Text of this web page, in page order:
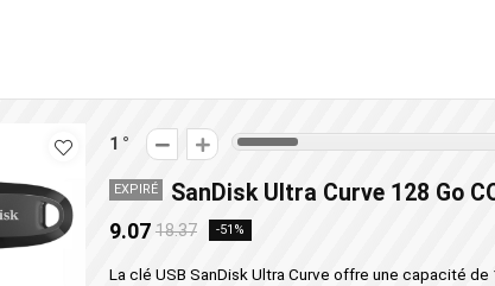
1
EXPIRÉ SanDisk Ultra Curve 128 Go
9.07 18.37 -51%
La clé USB SanDisk Ultra Curve offre une capacité